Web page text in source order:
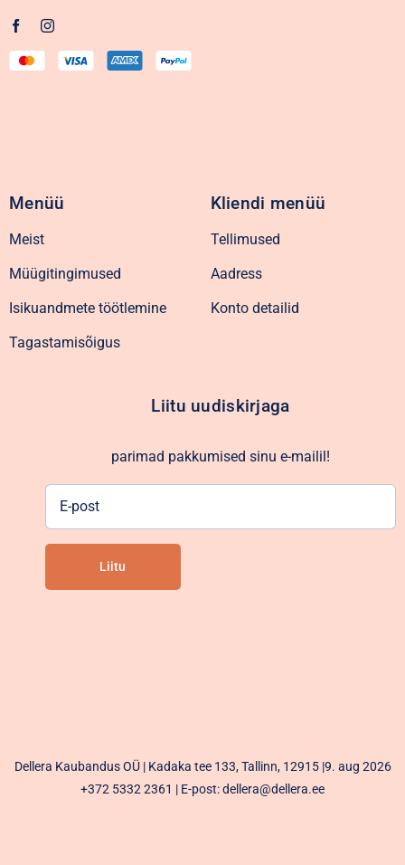
Menüü
Meist
Müügitingimused
Isikuandmete töötlemine
Tagastamisõigus
Kliendi menüü
Tellimused
Aadress
Konto detailid
Liitu uudiskirjaga
parimad pakkumised sinu e-mailil!
Liitu
Dellera Kaubandus OÜ | Kadaka tee 133, Tallinn, 12915 |9. aug 2026
+372 5332 2361 | E-post: dellera@dellera.ee